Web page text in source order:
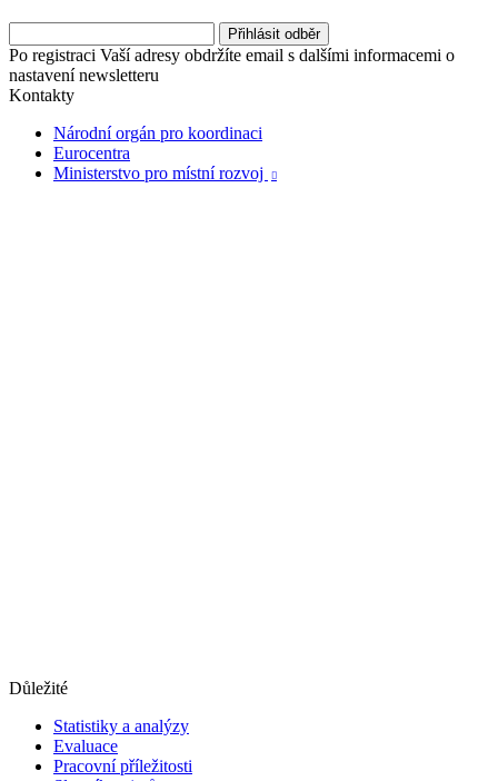
Po registraci Vaší adresy obdržíte email s dalšími informacemi o
nastavení newsletteru
Kontakty
Národní orgán pro koordinaci
Eurocentra
Ministerstvo pro místní rozvoj

Důležité
Statistiky a analýzy
Evaluace
Pracovní příležitosti